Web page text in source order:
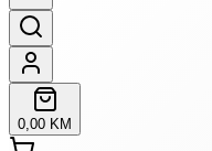
0,00 KM